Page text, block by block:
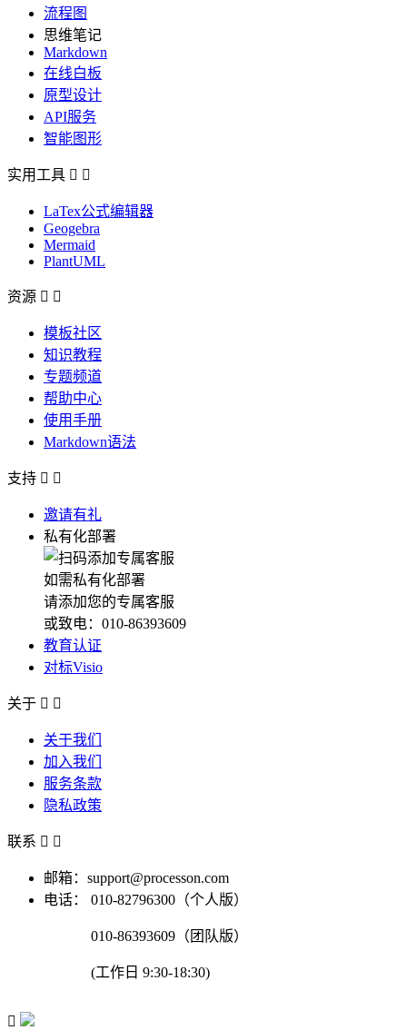
流程图
思维笔记
Markdown
在线白板
原型设计
API服务
智能图形
实用工具  
LaTex公式编辑器
Geogebra
Mermaid
PlantUML
资源  
模板社区
知识教程
专题频道
帮助中心
使用手册
Markdown语法
支持  
邀请有礼
私有化部署
如需私有化部署
请添加您的专属客服
或致电：010-86393609
教育认证
对标Visio
关于  
关于我们
加入我们
服务条款
隐私政策
联系  
邮箱：support@processon.com
电话：
010-82796300（个人版）
010-86393609（团队版）
(工作日 9:30-18:30)
